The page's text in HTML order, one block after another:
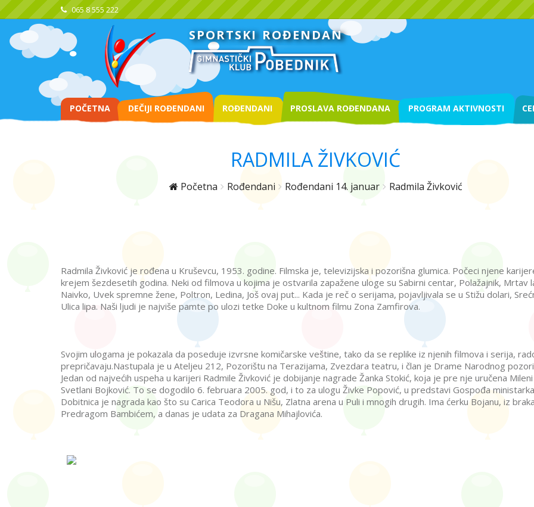
065 8 555 222
SPORTSKI ROĐENDAN
POČETNA DEČIJI ROĐENDANI ROĐENDANI PROSLAVA ROĐENDANA PROGRAM AKTIVNOSTI
RADMILA ŽIVKOVIĆ
Početna Rođendani Rođendani 14. januar Radmila Živković
Radmila Živković je rođena u Kruševcu, 1953. godine. Filmska je, televizijska i pozorišna glumica. Počeci njene
krejem šezdesetih godina. Neki od filmova u kojima je ostvarila zapažene uloge su Sabirni centar, Polažajnik, Mrtav
Naivko, Uvek spremne žene, Poltron, Ledina, Još ovaj put... Kada je reč o serijama, pojavljivala se u Stižu dolari,
Ulica lipa. Naši ljudi je najviše pamte po ulozi tetke Doke u kultnom filmu Zona Zamfirova.
Svojim ulogama je pokazala da poseduje izvrsne komičarske veštine, tako da se replike iz njenih filmova i serija,
prepričavaju.Nastupala je u Ateljeu 212, Pozorištu na Terazijama, Zvezdara teatru, i član je Drame Narodnog
Jedan od najvećih uspeha u karijeri Radmile Živković je dobijanje nagrade Žanka Stokić, koja je pre nje uručena
Svetlani Bojković. To se dogodilo 6. februara 2005. god, i to za ulogu Živke Popović, u predstavi Gospođa
Dobitnica je nagrada kao što su Carica Teodora u Nišu, Zlatna arena u Puli i mnogih drugih. Ima ćerku Bojanu, iz
Predragom Bambićem, a danas je udata za Dragana Mihajlovića.